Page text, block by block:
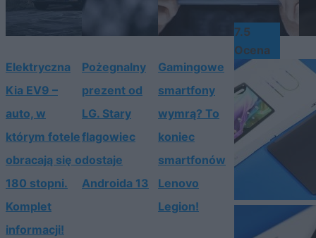
Elektryczna
Kia EV9 –
auto, w
którym fotele
obracają się o
180 stopni.
Komplet
informacji!
Pożegnalny
prezent od
LG. Stary
flagowiec
dostaje
Androida 13
Gamingowe
smartfony
wymrą? To
koniec
smartfonów
Lenovo
Legion!
7.5
Ocena